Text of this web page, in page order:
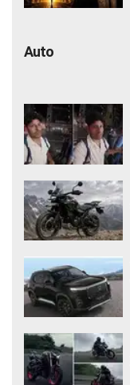
Auto